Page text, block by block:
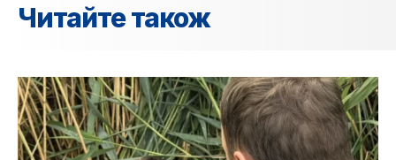
Читайте також